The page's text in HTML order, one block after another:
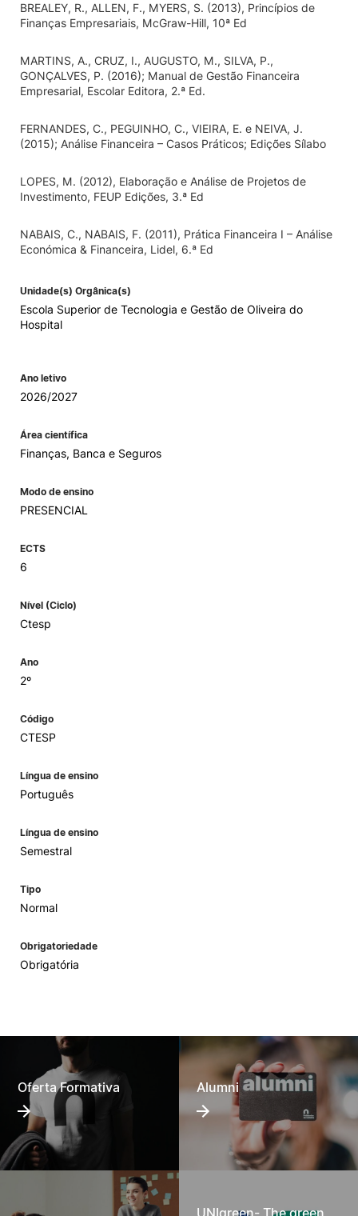
BREALEY, R., ALLEN, F., MYERS, S. (2013), Princípios de
Finanças Empresariais, McGraw-Hill, 10ª Ed
MARTINS, A., CRUZ, I., AUGUSTO, M., SILVA, P.,
GONÇALVES, P. (2016); Manual de Gestão Financeira
Empresarial, Escolar Editora, 2.ª Ed.
FERNANDES, C., PEGUINHO, C., VIEIRA, E. e NEIVA, J.
(2015); Análise Financeira – Casos Práticos; Edições Sílabo
LOPES, M. (2012), Elaboração e Análise de Projetos de
Investimento, FEUP Edições, 3.ª Ed
NABAIS, C., NABAIS, F. (2011), Prática Financeira I – Análise
Económica & Financeira, Lidel, 6.ª Ed
Unidade(s) Orgânica(s)
Escola Superior de Tecnologia e Gestão de Oliveira do
Hospital
Ano letivo
2026/2027
Área científica
Finanças, Banca e Seguros
Modo de ensino
PRESENCIAL
ECTS
6
Nível (Ciclo)
Ctesp
Ano
2º
Código
CTESP
Língua de ensino
Português
Língua de ensino
Semestral
Tipo
Normal
Obrigatoriedade
Obrigatória
Oferta Formativa Alumni
UNIgreen- The green